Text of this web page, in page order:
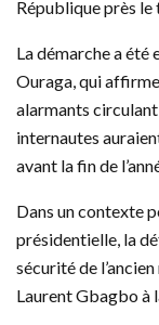
République près
La démarche a été
Ouraga, qui
alarmants circulant
internautes
avant la fin de
Dans un contexte
présidentielle, la
sécurité de
Laurent Gbagbo à